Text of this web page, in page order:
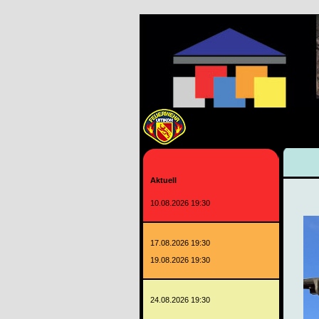
Aktuell
10.08.2026 19:30
17.08.2026 19:30
19.08.2026 19:30
24.08.2026 19:30